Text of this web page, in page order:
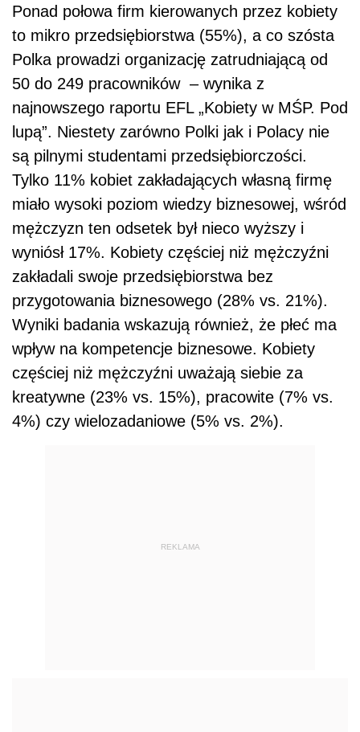
Ponad połowa firm kierowanych przez kobiety
to mikro przedsiębiorstwa (55%), a co szósta
Polka prowadzi organizację zatrudniającą od
50 do 249 pracowników – wynika z
najnowszego raportu EFL „Kobiety w MŚP. Pod
lupą”. Niestety zarówno Polki jak i Polacy nie
są pilnymi studentami przedsiębiorczości.
Tylko 11% kobiet zakładających własną firmę
miało wysoki poziom wiedzy biznesowej, wśród
mężczyzn ten odsetek był nieco wyższy i
wyniósł 17%. Kobiety częściej niż mężczyźni
zakładali swoje przedsiębiorstwa bez
przygotowania biznesowego (28% vs. 21%).
Wyniki badania wskazują również, że płeć ma
wpływ na kompetencje biznesowe. Kobiety
częściej niż mężczyźni uważają siebie za
kreatywne (23% vs. 15%), pracowite (7% vs.
4%) czy wielozadaniowe (5% vs. 2%).
REKLAMA